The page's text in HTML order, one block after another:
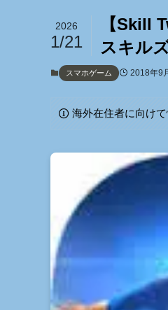
【Skill
スキル
2026
1/21
スマホゲーム 2018年9
海外在住者に向け